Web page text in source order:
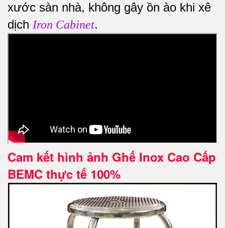
xước sàn nhà, không gây ồn ào khi xê
dịch Iron Cabinet.
Cam kết hình ảnh Ghế Inox Cao Cấp
BEMC thực tế 100%